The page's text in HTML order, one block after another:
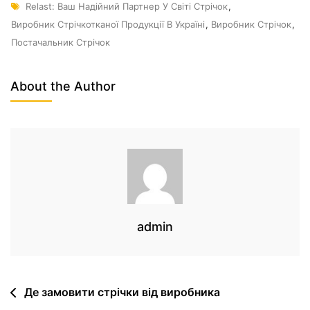
Relast: Ваш Надійний Партнер У Світі Стрічок,
Виробник Стрічкотканої Продукції В Україні, Виробник Стрічок,
Постачальник Стрічок
About the Author
admin
Де замовити стрічки від виробника